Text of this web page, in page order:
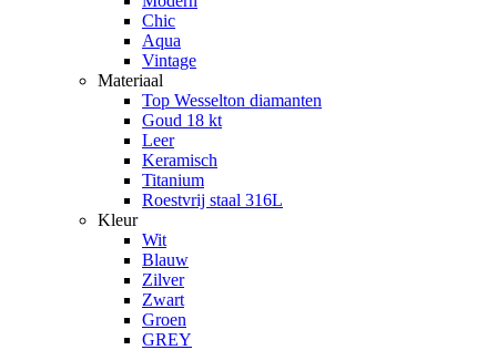
Chic
Aqua
Vintage
Materiaal
Top Wesselton diamanten
Goud 18 kt
Leer
Keramisch
Titanium
Roestvrij staal 316L
Kleur
Wit
Blauw
Zilver
Zwart
Groen
GREY